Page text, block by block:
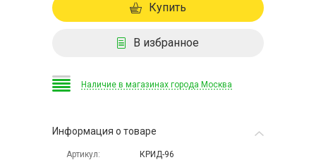
Купить
В избранное
Наличие в магазинах города Москва
Информация о товаре
Артикул
КРИД-96